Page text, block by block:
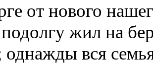
от нового
жил на
однажды вся